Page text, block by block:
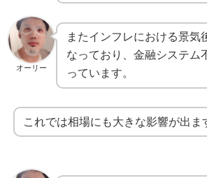
オーリー
またインフレにおける景気
なっており、金融システム
っています。
これでは相場にも大きな影響が出ま